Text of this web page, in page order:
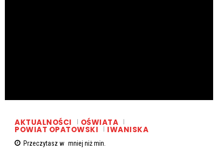
AKTUALNOŚCI OŚWIATA
POWIAT OPATOWSKI IWANISKA
Przeczytasz w mniej niżmin.